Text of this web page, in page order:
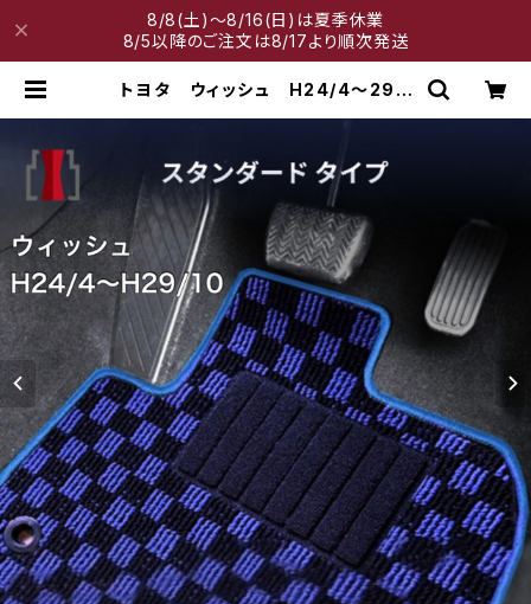
8/8(土)～8/16(日)は夏季休業
8/5以降のご注文は8/17より順次発送
トヨタ ウィッシュ H24/4〜29/1